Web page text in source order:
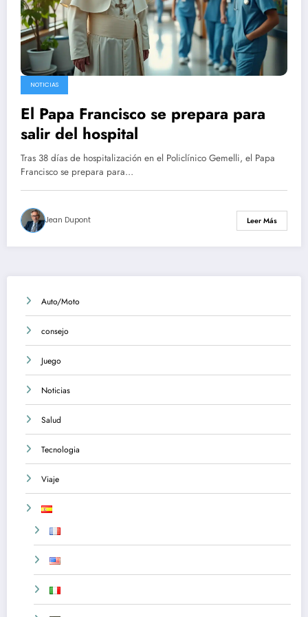
NOTICIAS
El Papa Francisco se prepara para
salir del hospital
Tras 38 días de hospitalización en el Policlínico Gemelli, el Papa
Francisco se prepara para…
Jean Dupont Leer Más
Auto/Moto
consejo
Juego
Noticias
Salud
Tecnologia
Viaje